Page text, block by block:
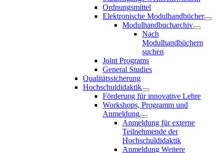
Ordnungsmittel
Elektronische Modulhandbücher
Modulhandbucharchiv
Nach
Modulhandbüchern
suchen
Joint Programs
General Studies
Qualitätssicherung
Hochschuldidaktik
Förderung für innovative Lehre
Workshops, Programm und
Anmeldung
Anmeldung für externe
Teilnehmende der
Hochschuldidaktik
Anmeldung Weitere